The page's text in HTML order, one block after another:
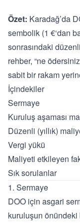
Özet: Karadağ’da
sembolik (1 €‘dan
sonrasındaki
rehber, “ne
sabit bir rakam
İçindekiler
Sermaye
Kuruluş aşaması
Düzenli (yıllık)
Vergi yükü
Maliyeti etkileyen
Sık sorulanlar
1. Sermaye
DOO için asgari
kuruluşun önündeki